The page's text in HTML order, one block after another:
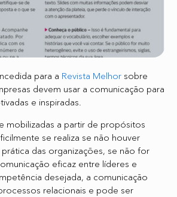
para a Revista Melhor sobre
devem usar a comunicação para
e inspiradas.
mobilizadas a partir de propósitos
se realiza se não houver
prática das organizações, se não for
eficaz entre líderes e
desejada, a comunicação
relacionais e pode ser